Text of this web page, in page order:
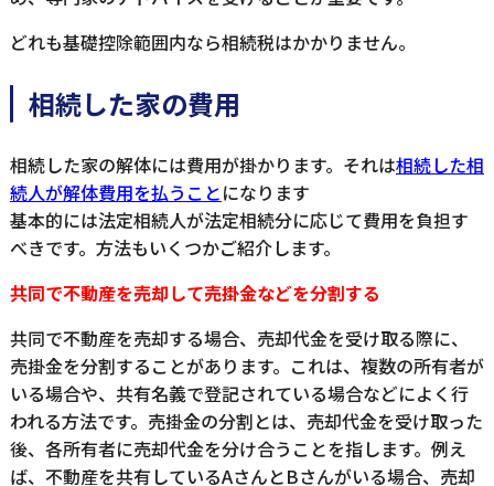
どれも基礎控除範囲内なら相続税はかかりません。
相続した家の費用
相続した家の解体には費用が掛かります。それは相続した相
続人が解体費用を払うことになります
基本的には法定相続人が法定相続分に応じて費用を負担す
べきです。方法もいくつかご紹介します。
共同で不動産を売却して売掛金などを分割する
共同で不動産を売却する場合、売却代金を受け取る際に、
売掛金を分割することがあります。これは、複数の所有者が
いる場合や、共有名義で登記されている場合などによく行
われる方法です。売掛金の分割とは、売却代金を受け取った
後、各所有者に売却代金を分け合うことを指します。例え
ば、不動産を共有しているAさんとBさんがいる場合、売却